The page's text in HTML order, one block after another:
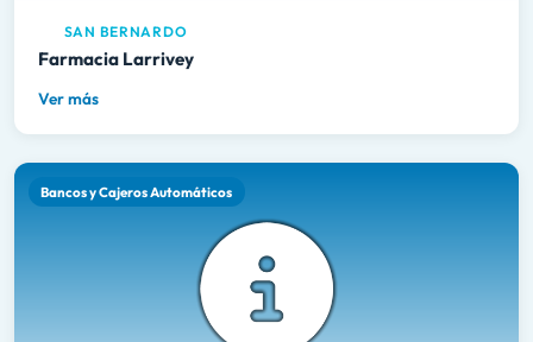
SAN BERNARDO
Farmacia Larrivey
Ver más
Bancos y Cajeros Automáticos